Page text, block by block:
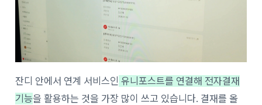
잔디 안에서 연계 서비스인 유니포스트를 연결해 전자결재
기능을 활용하는 것을 가장 많이 쓰고 있습니다. 결재를 올